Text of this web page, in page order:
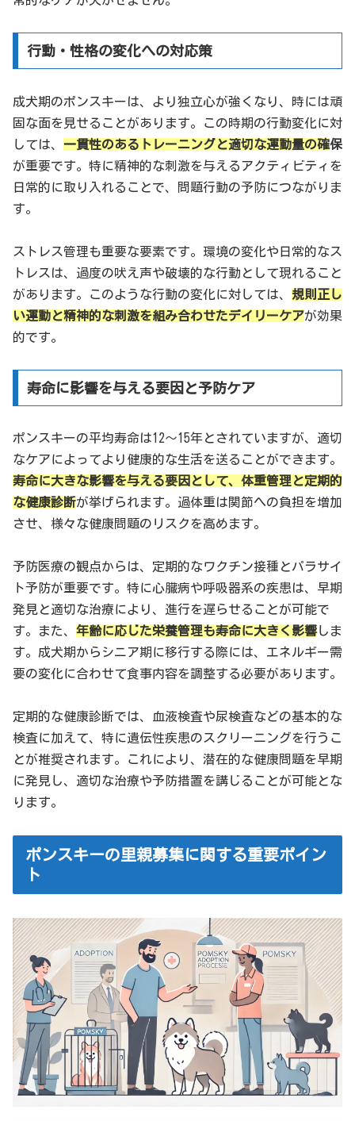
行動・性格の変化への対応策
成犬期のポンスキーは、より独立心が強くなり、時には頑
固な面を見せることがあります。この時期の行動変化に対
しては、 一貫性のあるトレーニングと適切な運動量の確保
が重要です。特に精神的な刺激を与えるアクティビティを
日常的に取り入れることで、問題行動の予防につながりま
す。
ストレス管理も重要な要素です。環境の変化や日常的なス
トレスは、過度の吠え声や破壊的な行動として現れること
があります。このような行動の変化に対しては、 規則正し
い運動と精神的な刺激を組み合わせたデイリーケアが効果
的です。
寿命に影響を与える要因と予防ケア
ポンスキーの平均寿命は12〜15年とされていますが、適切
なケアによってより健康的な生活を送ることができます。
寿命に大きな影響を与える要因として、体重管理と定期的
な健康診断が挙げられます。過体重は関節への負担を増加
させ、様々な健康問題のリスクを高めます。
予防医療の観点からは、定期的なワクチン接種とパラサイ
ト予防が重要です。特に心臓病や呼吸器系の疾患は、早期
発見と適切な治療により、進行を遅らせることが可能で
す。また、 年齢に応じた栄養管理も寿命に大きく影響しま
す。成犬期からシニア期に移行する際には、エネルギー需
要の変化に合わせて食事内容を調整する必要があります。
定期的な健康診断では、血液検査や尿検査などの基本的な
検査に加えて、特に遺伝性疾患のスクリーニングを行うこ
とが推奨されます。これにより、潜在的な健康問題を早期
に発見し、適切な治療や予防措置を講じることが可能とな
ります。
ポンスキーの里親募集に関する重要ポイン
ト